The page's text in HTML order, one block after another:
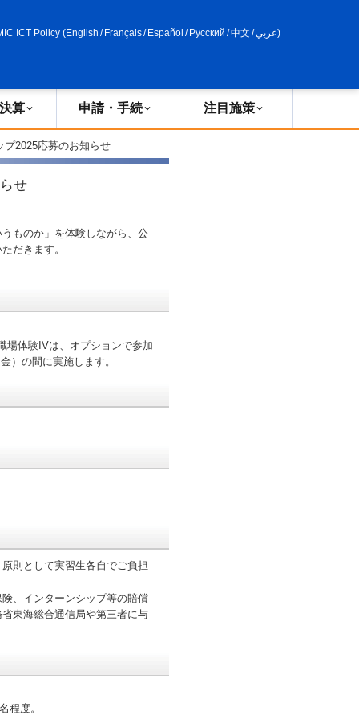
ICT Policy (English / Français/ Español / Русский /中文 /عربي)
算 申請・手続 注目施策
2025応募のお知らせ
せ
ものか」を体験しながら、公
だきます。
場体験IVは、オプションで参加
）の間に実施します。
則として実習生各自でご負担
、インターンシップ等の賠償
東海総合通信局や第三者に与
程度。